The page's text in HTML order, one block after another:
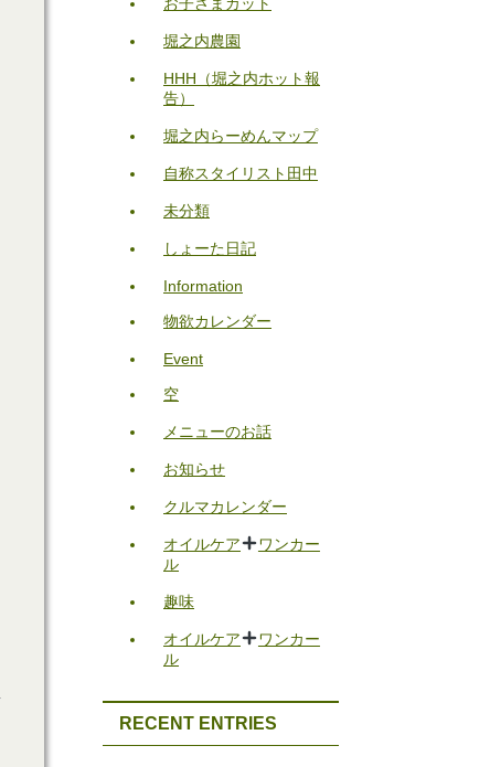
堀之内農園
HHH（堀之内ホット報
告）
堀之内らーめんマップ
自称スタイリスト田中
未分類
しょーた日記
Information
物欲カレンダー
Event
空
メニューのお話
お知らせ
クルマカレンダー
オイルケア
ワンカー
ル
趣味
オイルケア
ワンカー
ル
RECENT ENTRIES